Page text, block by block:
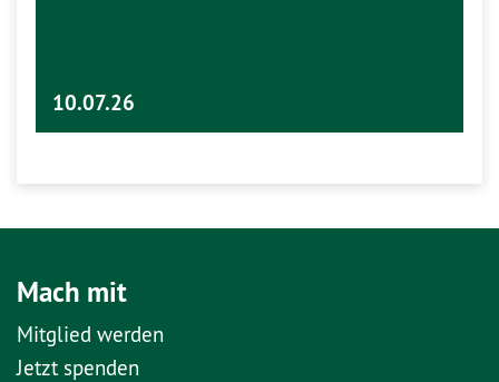
10.07.26
Mach mit
Mitglied werden
Jetzt spenden